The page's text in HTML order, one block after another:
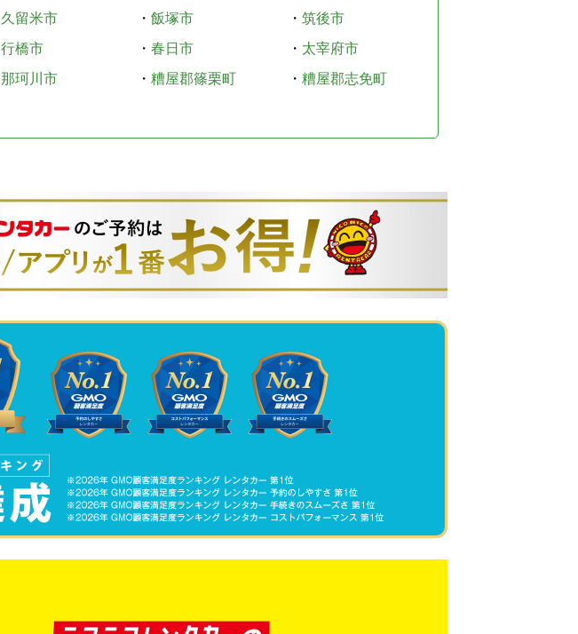
久留米市 ・ 飯塚市 ・ 筑後市
行橋市 ・ 春日市 ・ 太宰府市
那珂川市 ・ 糟屋郡篠栗町 ・ 糟屋郡志免町